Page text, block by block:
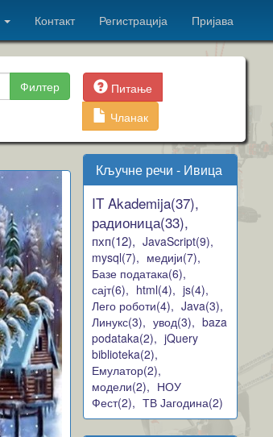
Контакт Регистрација Пријава
Филтер
Питање
Чланак
Кључне речи - Ивица
IT Akademija(37),
радионица(33),
пхп(12), JavaScript(9),
mysql(7), медији(7),
Базе података(6),
сајт(6), html(4), js(4),
Лего роботи(4), Java(3),
Линукс(3), увод(3), baza
podataka(2), jQuery
biblioteka(2),
Емулатор(2),
модели(2), НОУ
Фест(2), ТВ Јагодина(2)